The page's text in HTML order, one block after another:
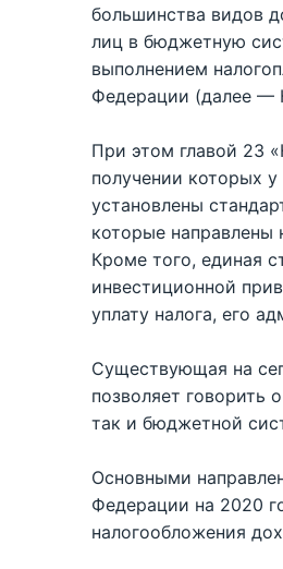
большинства видов
лиц в бюджетную
выполнением
Федерации (далее —
При этом главой 23
получении которых у
установлены
которые направлены
Кроме того, единая
инвестиционной
уплату налога, его
Существующая на
позволяет говорить
так и бюджетной
Основными
Федерации на 2020
налогообложения